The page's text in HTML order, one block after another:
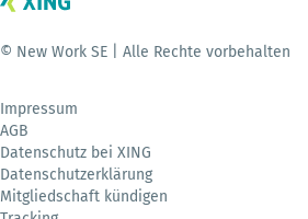
© New Work SE | Alle Rechte vorbehalten
Impressum
AGB
Datenschutz bei XING
Datenschutzerklärung
Mitgliedschaft kündigen